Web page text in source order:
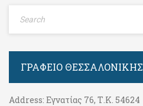
ΓΡΑΦΕΊΟ ΘΕΣΣΑΛΟΝΊΚΗΣ
Address: Εγνατίας 76, Τ.Κ. 54624